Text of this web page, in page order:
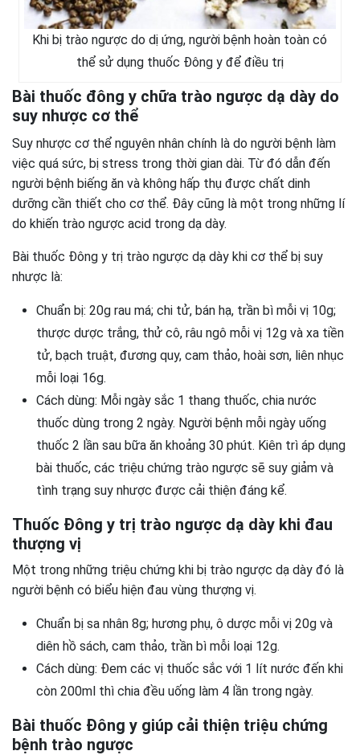
Khi bị trào ngược do dị ứng, người bệnh hoàn toàn có
thể sử dụng thuốc Đông y để điều trị
Bài thuốc đông y chữa trào ngược dạ dày do
suy nhược cơ thể
Suy nhược cơ thể nguyên nhân chính là do người bệnh làm
việc quá sức, bị stress trong thời gian dài. Từ đó dẫn đến
người bệnh biếng ăn và không hấp thụ được chất dinh
dưỡng cần thiết cho cơ thể. Đây cũng là một trong những lí
do khiến trào ngược acid trong dạ dày.
Bài thuốc Đông y trị trào ngược dạ dày khi cơ thể bị suy
nhược là:
Chuẩn bị: 20g rau má; chi tử, bán hạ, trần bì mỗi vị 10g;
thược dược trắng, thử cô, râu ngô mỗi vị 12g và xa tiền
tử, bạch truật, đương quy, cam thảo, hoài sơn, liên nhục
mỗi loại 16g.
Cách dùng: Mỗi ngày sắc 1 thang thuốc, chia nước
thuốc dùng trong 2 ngày. Người bệnh mỗi ngày uống
thuốc 2 lần sau bữa ăn khoảng 30 phút. Kiên trì áp dụng
bài thuốc, các triệu chứng trào ngược sẽ suy giảm và
tình trạng suy nhược được cải thiện đáng kể.
Thuốc Đông y trị trào ngược dạ dày khi đau
thượng vị
Một trong những triệu chứng khi bị trào ngược dạ dày đó là
người bệnh có biểu hiện đau vùng thượng vị.
Chuẩn bị sa nhân 8g; hương phụ, ô dược mỗi vị 20g và
diên hồ sách, cam thảo, trần bì mỗi loại 12g.
Cách dùng: Đem các vị thuốc sắc với 1 lít nước đến khi
còn 200ml thì chia đều uống làm 4 lần trong ngày.
Bài thuốc Đông y giúp cải thiện triệu chứng
bệnh trào ngược